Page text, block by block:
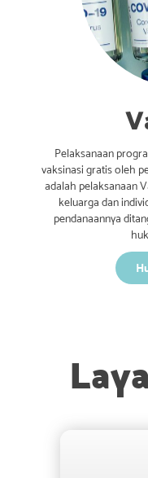
Pelaksanaan
vaksinasi gratis oleh
adalah pelaksanaan
keluarga dan
pendanaannya